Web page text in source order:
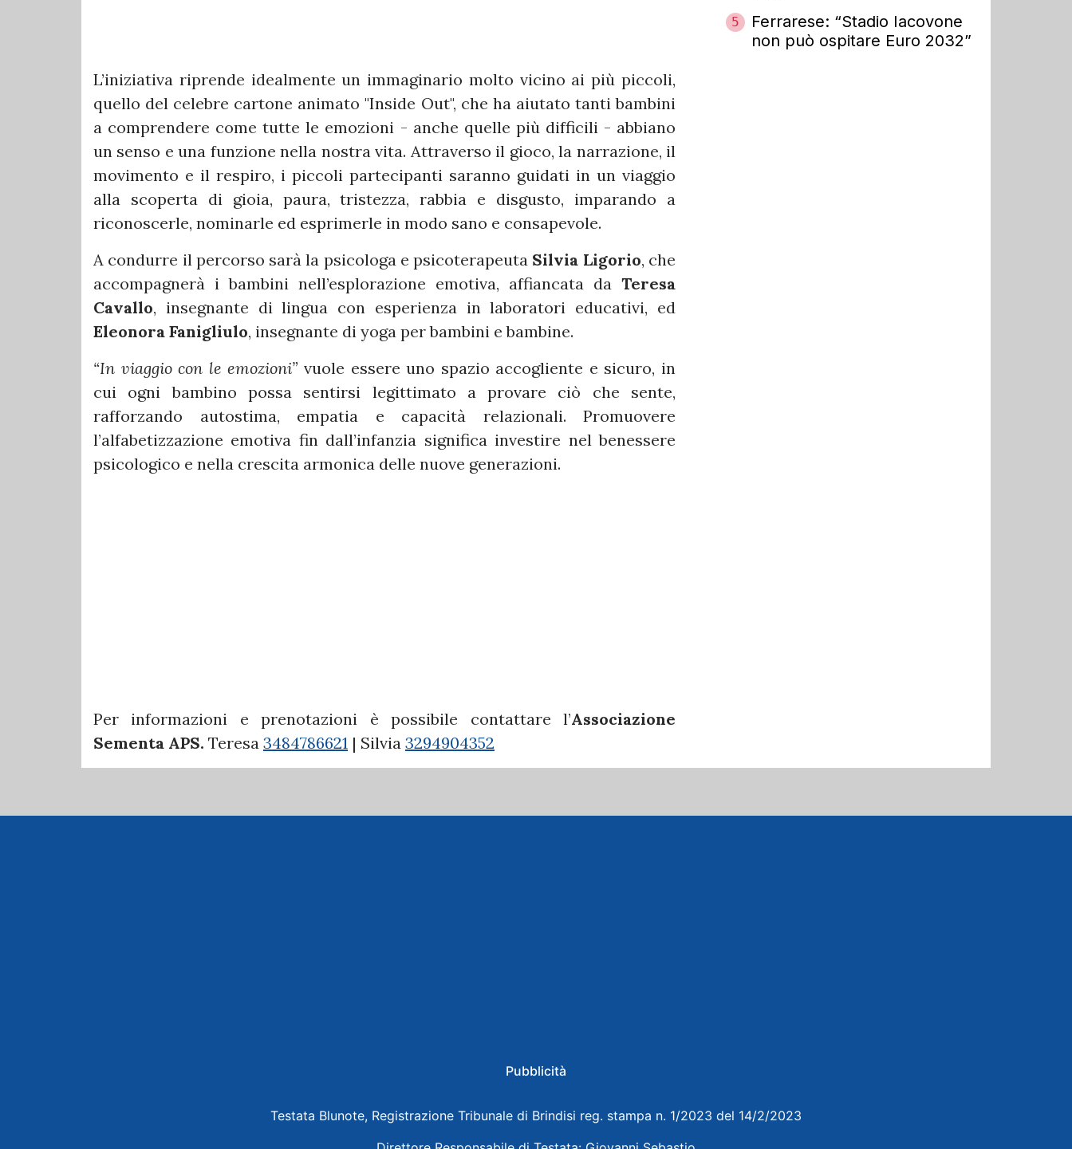
L’iniziativa riprende idealmente un immaginario molto vicino ai più piccoli,
quello del celebre cartone animato "Inside Out", che ha aiutato tanti bambini
a comprendere come tutte le emozioni - anche quelle più difficili - abbiano
un senso e una funzione nella nostra vita. Attraverso il gioco, la narrazione, il
movimento e il respiro, i piccoli partecipanti saranno guidati in un viaggio
alla scoperta di gioia, paura, tristezza, rabbia e disgusto, imparando a
riconoscerle, nominarle ed esprimerle in modo sano e consapevole.
A condurre il percorso sarà la psicologa e psicoterapeuta Silvia Ligorio, che
accompagnerà i bambini nell’esplorazione emotiva, affiancata da Teresa
Cavallo, insegnante di lingua con esperienza in laboratori educativi, ed
Eleonora Fanigliulo, insegnante di yoga per bambini e bambine.
“In viaggio con le emozioni” vuole essere uno spazio accogliente e sicuro, in
cui ogni bambino possa sentirsi legittimato a provare ciò che sente,
rafforzando autostima, empatia e capacità relazionali. Promuovere
l’alfabetizzazione emotiva fin dall’infanzia significa investire nel benessere
psicologico e nella crescita armonica delle nuove generazioni.
Per informazioni e prenotazioni è possibile contattare l’Associazione
Sementa APS. Teresa 3484786621 | Silvia 3294904352
5
Ferrarese: “Stadio Iacovone
non può ospitare Euro 2032”
Pubblicità
Testata Blunote, Registrazione Tribunale di Brindisi reg. stampa n. 1/2023 del 14/2/2023